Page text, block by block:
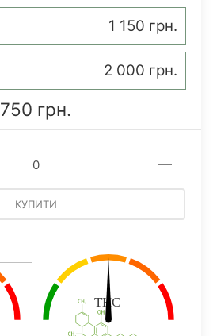
1 150 грн.
2 000 грн.
750 грн.
КУПИТИ